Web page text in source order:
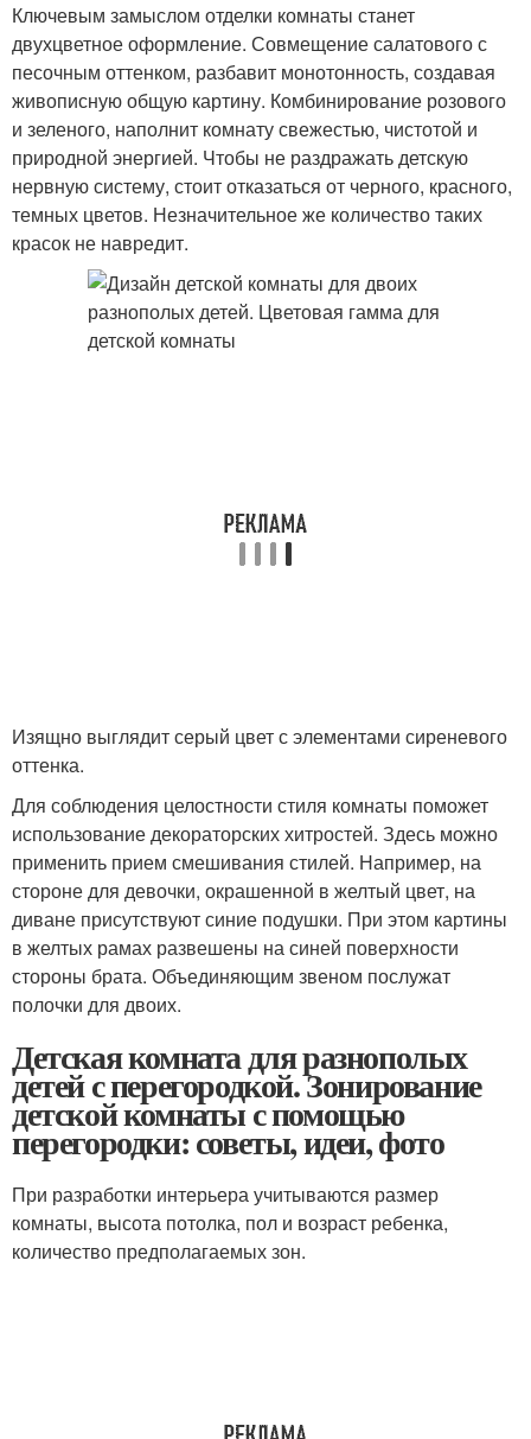
Ключевым замыслом отделки комнаты станет
двухцветное оформление. Совмещение салатового с
песочным оттенком, разбавит монотонность, создавая
живописную общую картину. Комбинирование розового
и зеленого, наполнит комнату свежестью, чистотой и
природной энергией. Чтобы не раздражать детскую
нервную систему, стоит отказаться от черного, красного,
темных цветов. Незначительное же количество таких
красок не навредит.
Изящно выглядит серый цвет с элементами сиреневого
оттенка.
Для соблюдения целостности стиля комнаты поможет
использование декораторских хитростей. Здесь можно
применить прием смешивания стилей. Например, на
стороне для девочки, окрашенной в желтый цвет, на
диване присутствуют синие подушки. При этом картины
в желтых рамах развешены на синей поверхности
стороны брата. Объединяющим звеном послужат
полочки для двоих.
Детская комната для разнополых
детей с перегородкой. Зонирование
детской комнаты с помощью
перегородки: советы, идеи, фото
При разработки интерьера учитываются размер
комнаты, высота потолка, пол и возраст ребенка,
количество предполагаемых зон.